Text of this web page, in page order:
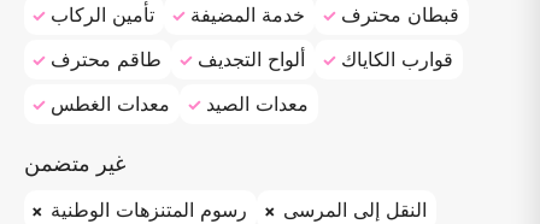
تأمين الركاب
خدمة المضيفة
قبطان محترف
طاقم محترف
ألواح التجديف
قوارب الكاياك
معدات الغطس
معدات الصيد
غير متضمن
رسوم المتنزهات الوطنية
النقل إلى المرسى